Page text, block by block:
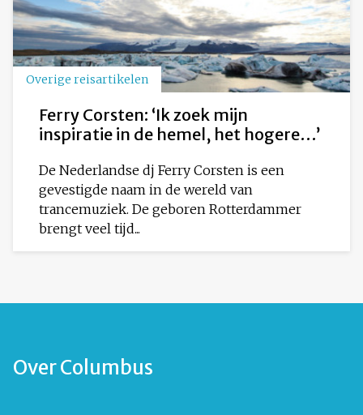
Overige reisartikelen
Ferry Corsten: ‘Ik zoek mijn
inspiratie in de hemel, het hogere…’
De Nederlandse dj Ferry Corsten is een
gevestigde naam in de wereld van
trancemuziek. De geboren Rotterdammer
brengt veel tijd...
Over Columbus